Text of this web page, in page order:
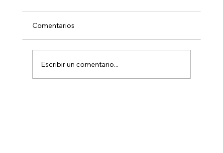
Comentarios
Escribir un comentario...